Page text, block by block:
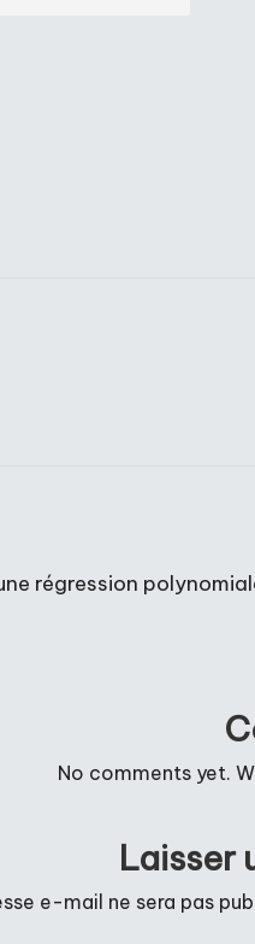
régression
No comments yet.
Laisser
e-mail ne sera pas